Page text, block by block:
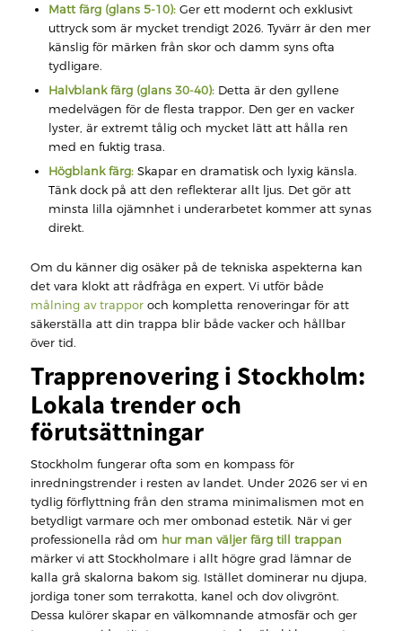
Matt färg (glans 5-10):Ger ett modernt och exklusivt
uttryck som är mycket trendigt 2026. Tyvärr är den mer
känslig för märken från skor och damm syns ofta
tydligare.
Halvblank färg (glans 30-40):Detta är den gyllene
medelvägen för de flesta trappor. Den ger en vacker
lyster, är extremt tålig och mycket lätt att hålla ren
med en fuktig trasa.
Högblank färg:Skapar en dramatisk och lyxig känsla.
Tänk dock på att den reflekterar allt ljus. Det gör att
minsta lilla ojämnhet i underarbetet kommer att synas
direkt.
Om du känner dig osäker på de tekniska aspekterna kan
det vara klokt att rådfråga en expert. Vi utför både
målning av trapporoch kompletta renoveringar för att
säkerställa att din trappa blir både vacker och hållbar
över tid.
Trapprenovering i Stockholm:
Lokala trender och
förutsättningar
Stockholm fungerar ofta som en kompass för
inredningstrender i resten av landet. Under 2026 ser vi en
tydlig förflyttning från den strama minimalismen mot en
betydligt varmare och mer ombonad estetik. När vi ger
professionella råd om hur man väljer färg till trappan
märker vi att Stockholmare i allt högre grad lämnar de
kalla grå skalorna bakom sig. Istället dominerar nu djupa,
jordiga toner som terrakotta, kanel och dov olivgrönt.
Dessa kulörer skapar en välkomnande atmosfär och ger